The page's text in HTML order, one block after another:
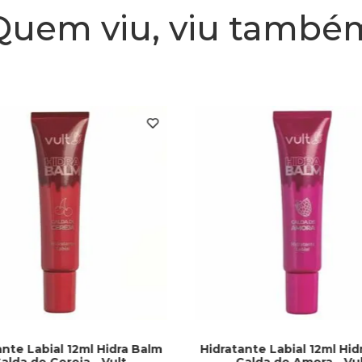
viu, viu
Labial 12ml Hidra Balm
Hidratante Labial 12ml